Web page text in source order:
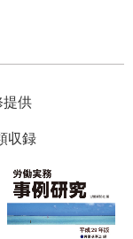
提供
収録